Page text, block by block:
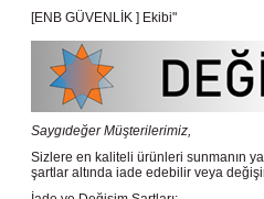
[ENB GÜVENLİK ] Ekibi"
Saygıdeğer Müşterilerimiz,
Sizlere en kaliteli ürünleri sunmanın
şartlar altında iade edebilir veya